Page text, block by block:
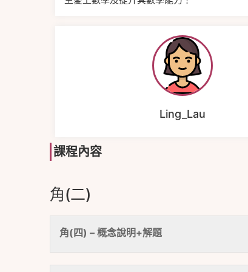
Ling_Lau
課程內容
角(二)
角(四) – 概念說明+解題